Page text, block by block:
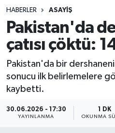
HABERLER ASAYIŞ
Pakistan'da
çatısı çöktü:
Pakistan'da bir
sonucu ilk belirlemelere
kaybetti.
30.06.2026 - 17:30
YAYINLANMA
1 DK
OKUNMA
Spor
Teknoloji
Yaşam